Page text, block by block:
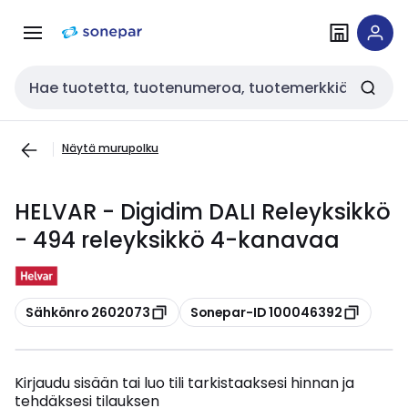
navigointiinsisältöön
Haku
Näytä murupolku
HELVAR - Digidim DALI Releyksikkö
- 494 releyksikkö 4-kanavaa
Kopioi
Sähkönro 2602073 Kopioi
Sonepar-ID 100046392
Kirjaudu sisään tai luo tili tarkistaaksesi hinnan ja
tehdäksesi tilauksen